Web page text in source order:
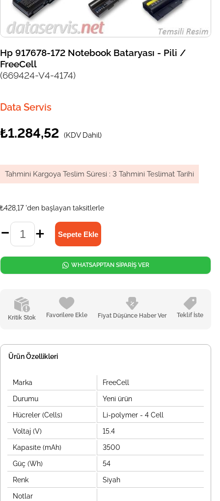
Hp 917678-172 Notebook Bataryası - Pili /
FreeCell
(669424-V4-4174)
Data Servis
₺1.284,52 (KDV Dahil)
Tahmini Kargoya Teslim Süresi : 3 Tahmini Teslimat Tarihi
₺428,17 'den başlayan taksitlerle
Kritik Stok Favorilere Ekle Fiyat Düşünce Haber Ver Teklif İste
WHATSAPPTAN SİPARİŞ VER
Ürün Özellikleri
Marka FreeCell
Durumu Yeni ürün
Hücreler (Cells) Li-polymer - 4 Cell
Voltaj (V) 15.4
Kapasite (mAh) 3500
Güç (Wh) 54
Renk Siyah
Notlar